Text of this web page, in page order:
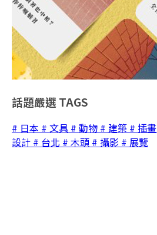
話題嚴選 TAGS
# 日本 # 文具 # 動物 # 建築 # 插畫
設計 # 台北 # 木頭 # 攝影 # 展覽